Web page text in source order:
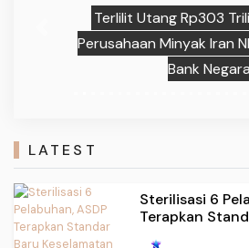
Terlilit Utang Rp303
Perusahaan Minyak Iran
Bank Negara
Previous
LATEST
Sterilisasi 6
Terapkan